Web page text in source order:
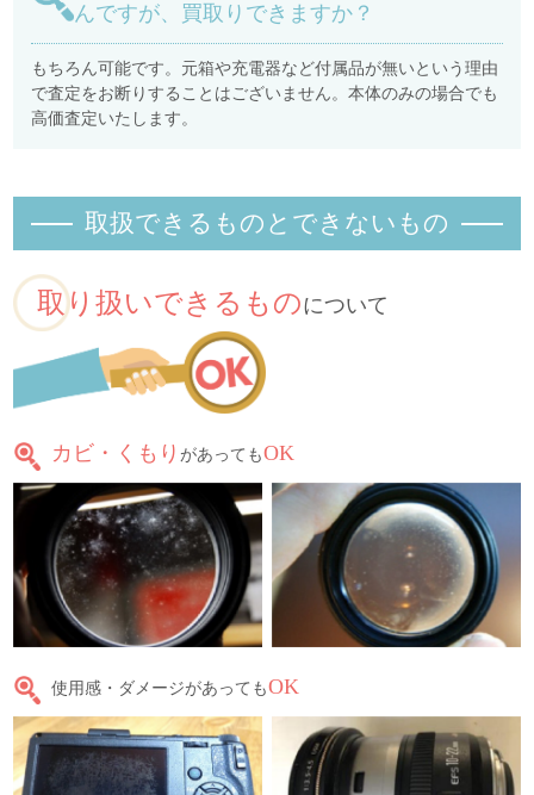
んですが、買取りできますか？
もちろん可能です。元箱や充電器など付属品が無いという理由
で査定をお断りすることはございません。本体のみの場合でも
高価査定いたします。
取扱できるものとできないもの
取り扱いできるものについて
カビ・くもり があってもOK
使用感・ダメージがあってもOK